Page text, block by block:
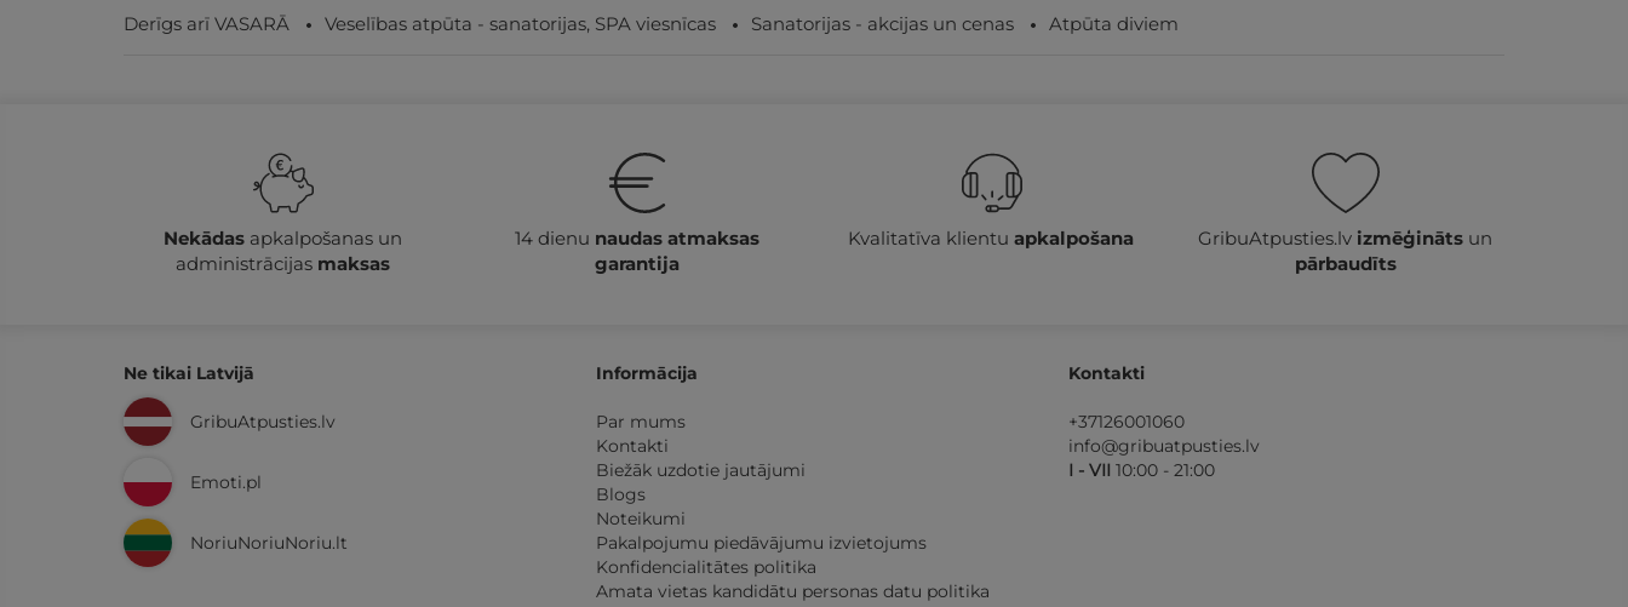
Derīgs arī VASARĀ Veselības atpūta - sanatorijas, SPA viesnīcas Sanatorijas - akcijas un cenas Atpūta diviem
Nekādasapkalpošanas un
administrācijas maksas
14 dienu naudas atmaksas
garantija
Kvalitatīva klientuapkalpošana GribuAtpusties.lv izmēģināts un
pārbaudīts
Ne tikai Latvijā
GribuAtpusties.lv
Emoti.pl
NoriuNoriuNoriu.lt
Informācija
Par mums
Kontakti
Biežāk uzdotie jautājumi
Blogs
Noteikumi
Pakalpojumu piedāvājumu izvietojums
Konfidencialitātes politika
Amata vietas kandidātu personas datu politika
Kontakti
+37126001060
info@gribuatpusties.lv
I - VII 10:00 - 21:00